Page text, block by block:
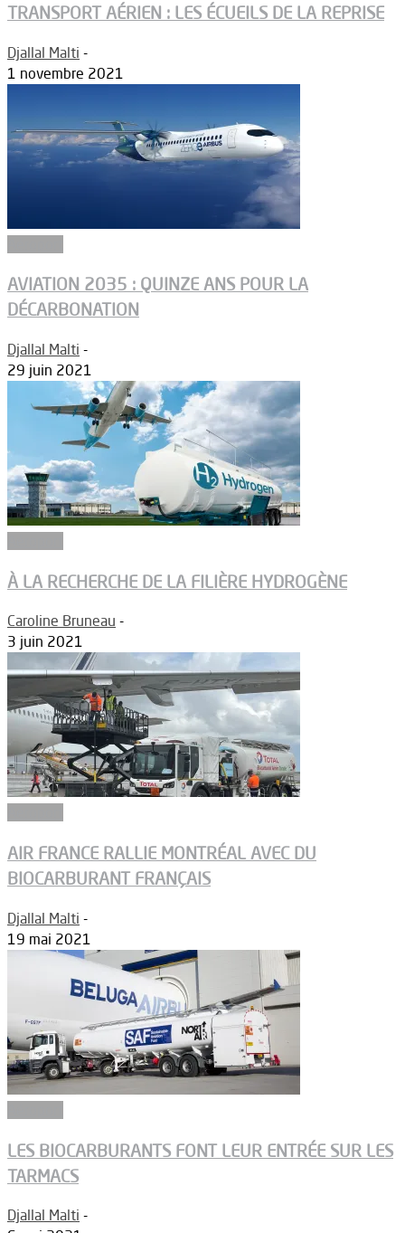
TRANSPORT AÉRIEN : LES ÉCUEILS DE LA REPRISE
Djallal Malti -
1 novembre 2021
AVIATION 2035 : QUINZE ANS POUR LA
DÉCARBONATION
Djallal Malti -
29 juin 2021
À LA RECHERCHE DE LA FILIÈRE HYDROGÈNE
Caroline Bruneau -
3 juin 2021
AIR FRANCE RALLIE MONTRÉAL AVEC DU
BIOCARBURANT FRANÇAIS
Djallal Malti -
19 mai 2021
LES BIOCARBURANTS FONT LEUR ENTRÉE SUR LES
TARMACS
Djallal Malti -